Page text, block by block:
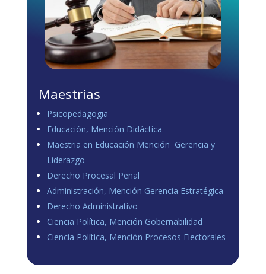
Maestrías
Psicopedagogia
Educación, Mención Didáctica
Maestria en Educación Mención Gerencia y
Liderazgo
Derecho Procesal Penal
Administración, Mención Gerencia Estratégica
Derecho Administrativo
Ciencia Política, Mención Gobernabilidad
Ciencia Política, Mención Procesos Electorales